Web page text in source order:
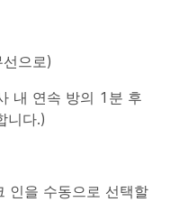
으로)
내 연속 방의 1분 후
니다.)
인을 수동으로 선택할